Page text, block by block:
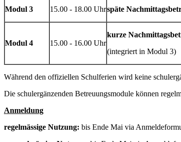
Modul 3 15.00 - 18.00 Uhrspäte
Modul 4 15.00 - 16.00 Uhr
kurze
(integriert in Modul 3)
Während den offiziellen Schulferien wird keine
Die schulergänzenden Betreuungsmodule können
Anmeldung
regelmässige Nutzung: bis Ende Mai via